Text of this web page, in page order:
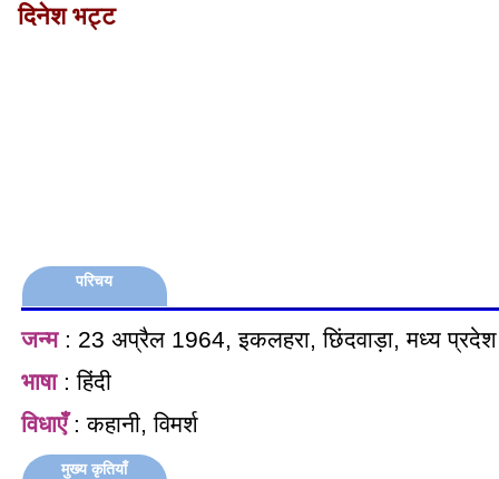
दिनेश भट्ट
परिचय
जन्म: 23 अप्रैल 1964, इकलहरा, छिंदवाड़ा, मध्य प्रदेश
भाषा: हिंदी
विधाएँ: कहानी, विमर्श
मुख्य कृतियाँ